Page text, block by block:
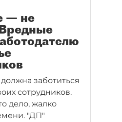
— не
заботиться
сотрудников.
дело, жалко
"ДП"